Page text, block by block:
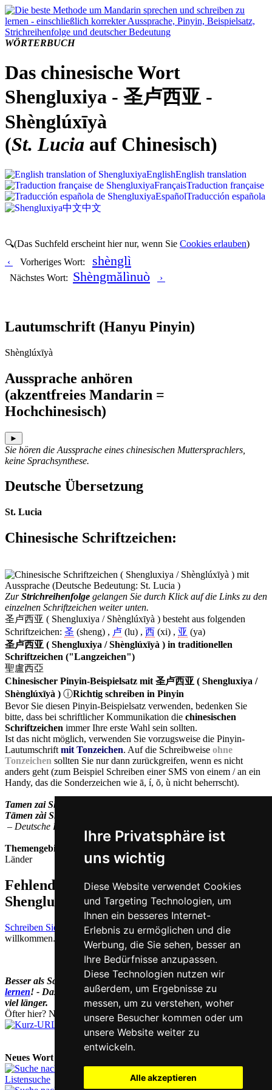
Ihre Privatsphäre ist
uns wichtig
Diese Website verwendet Cookies
und Targeting Technologien, um
Ihnen ein besseres Internet-
Erlebnis zu ermöglichen und die
Werbung, die Sie sehen, besser an
Ihre Bedürfnisse anzupassen.
Diese Technologien nutzen wir
außerdem, um Ergebnisse zu
messen, um zu verstehen, woher
unsere Besucher kommen oder um
unsere Website weiter zu
entwickeln.
Alle akzeptieren
WÖRTERBUCH
Das chinesische Wort
Shengluxiya - 圣卢西亚 -
Shènglúxīyà
(St. Lucia auf Chinesisch)
EnglishEnglish translation
FrançaisTraduction française
EspañolTraducción española
中文中文
🔍(Das Suchfeld erscheint hier nur, wenn Sie Cookies erlauben)
‹
Vorheriges Wort: shènglì
Nächstes Wort: Shèngmălìnuò ›
Lautumschrift (Hanyu Pinyin)
Shènglúxīyà
Aussprache anhören
(akzentfreies Mandarin =
Hochchinesisch)
►
Sie hören die Aussprache eines chinesischen Muttersprachlers,
keine Sprachsynthese.
Deutsche Übersetzung
St. Lucia
Chinesische Schriftzeichen:
ZurStrichreihenfolge gelangen Sie durch Klick auf die Links zu den
einzelnen Schriftzeichen weiter unten.
圣卢西亚 ( Shengluxiya / Shènglúxīyà ) besteht aus folgenden
Schriftzeichen: 圣 (sheng) , 卢 (lu) , 西 (xi) , 亚 (ya)
圣卢西亚 ( Shengluxiya / Shènglúxīyà ) in traditionellen
Schriftzeichen ("Langzeichen")
聖盧西亞
Chinesischer Pinyin-Beispielsatz mit 圣卢西亚 ( Shengluxiya /
Shènglúxīyà ) ⓘRichtig schreiben in Pinyin
Bevor Sie diesen Pinyin-Beispielsatz verwenden, bedenken Sie
bitte, dass bei schriftlicher Kommunikation die chinesischen
Schriftzeichen immer Ihre erste Wahl sein sollten.
Ist das nicht möglich, verwenden Sie vorzugsweise die Pinyin-
Lautumschrift mit Tonzeichen. Auf die Schreibweise ohne
Tonzeichen sollten Sie nur dann zurückgreifen, wenn es nicht
anders geht (zum Beispiel Schreiben einer SMS von einem / an ein
Handy, das die Sonderzeichen wie ā, í, ŏ, ù nicht beherrscht).
Tamen zai Shengluxiya shuo shenme yuyan?
Tāmen zài Shènglúxīyà shuō shénme yŭyán?
– Deutsche Bedeutung:
Themengebiet
Länder
Fehlende oder falsche Übersetzung für
Shengluxiya auf Deutsch melden
Schreiben Sie uns!
Ihr Feedback und konstruktive Kritik sind stets
willkommen.
Besser als Schriftzeichen nachschlagen:Online Chinesisch
lernen! - Das dauert dank visueller Merkhilfen gar nicht mal so
viel länger.
Öfter hier? Nutzen Sie unsereKurz-URL chi.nesis.ch
Neues Wort nachschlagen:
Listensuche